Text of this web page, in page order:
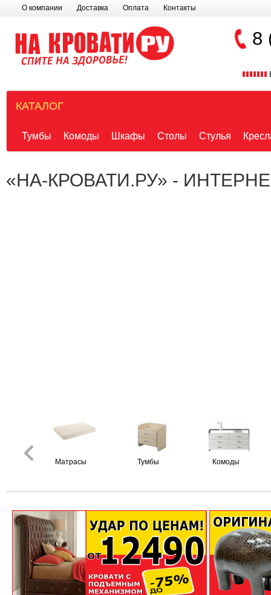
О компании Доставка Оплата Контакты
8
КАТАЛОГ
Тумбы Комоды Шкафы Столы Стулья
«НА-КРОВАТИ.РУ» -
Матрасы Тумбы Комоды